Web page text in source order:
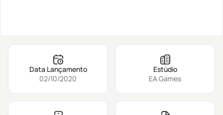
Data Lançamento
02/10/2020
Estúdio
EA Games